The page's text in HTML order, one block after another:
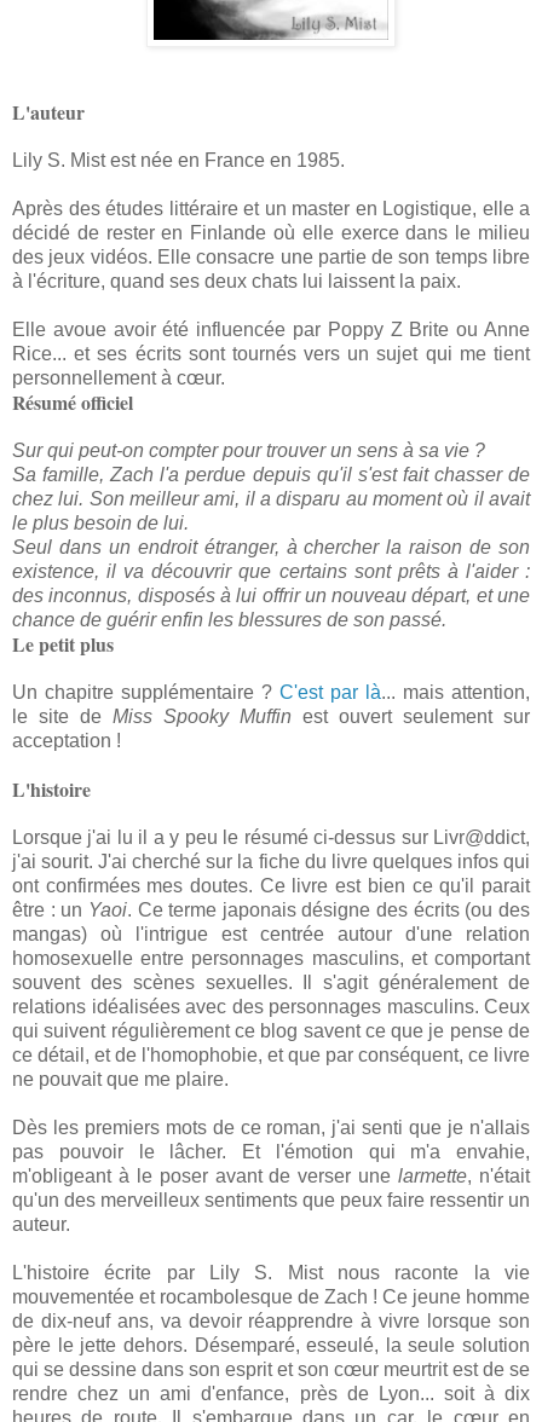
L'auteur
Lily S. Mist est née en France en 1985.
Après des études littéraire et un master en Logistique, elle a
décidé de rester en Finlande où elle exerce dans le milieu
des jeux vidéos. Elle consacre une partie de son temps libre
à l'écriture, quand ses deux chats lui laissent la paix.
Elle avoue avoir été influencée par Poppy Z Brite ou Anne
Rice... et ses écrits sont tournés vers un sujet qui me tient
personnellement à cœur.
Résumé officiel
Sur qui peut-on compter pour trouver un sens à sa vie ?
Sa famille, Zach l'a perdue depuis qu'il s'est fait chasser de
chez lui. Son meilleur ami, il a disparu au moment où il avait
le plus besoin de lui.
Seul dans un endroit étranger, à chercher la raison de son
existence, il va découvrir que certains sont prêts à l'aider :
des inconnus, disposés à lui offrir un nouveau départ, et une
chance de guérir enfin les blessures de son passé.
Le petit plus
Un chapitre supplémentaire ? C'est par là... mais attention,
le site de Miss Spooky Muffin est ouvert seulement sur
acceptation !
L'histoire
Lorsque j'ai lu il a y peu le résumé ci-dessus sur Livr@ddict,
j'ai sourit. J'ai cherché sur la fiche du livre quelques infos qui
ont confirmées mes doutes. Ce livre est bien ce qu'il parait
être : un Yaoi. Ce terme japonais désigne des écrits (ou des
mangas) où l'intrigue est centrée autour d'une relation
homosexuelle entre personnages masculins, et comportant
souvent des scènes sexuelles. Il s'agit généralement de
relations idéalisées avec des personnages masculins. Ceux
qui suivent régulièrement ce blog savent ce que je pense de
ce détail, et de l'homophobie, et que par conséquent, ce livre
ne pouvait que me plaire.
Dès les premiers mots de ce roman, j'ai senti que je n'allais
pas pouvoir le lâcher. Et l'émotion qui m'a envahie,
m'obligeant à le poser avant de verser unelarmette, n'était
qu'un des merveilleux sentiments que peux faire ressentir un
auteur.
L'histoire écrite par Lily S. Mist nous raconte la vie
mouvementée et rocambolesque de Zach ! Ce jeune homme
de dix-neuf ans, va devoir réapprendre à vivre lorsque son
père le jette dehors. Désemparé, esseulé, la seule solution
qui se dessine dans son esprit et son cœur meurtrit est de se
rendre chez un ami d'enfance, près de Lyon... soit à dix
heures de route. Il s'embarque dans un car, le cœur en